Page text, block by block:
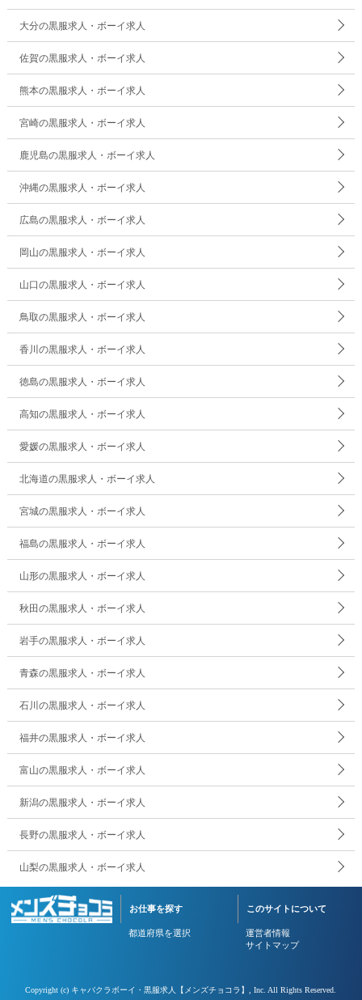
大分の黒服求人・ボーイ求人
佐賀の黒服求人・ボーイ求人
熊本の黒服求人・ボーイ求人
宮崎の黒服求人・ボーイ求人
鹿児島の黒服求人・ボーイ求人
沖縄の黒服求人・ボーイ求人
広島の黒服求人・ボーイ求人
岡山の黒服求人・ボーイ求人
山口の黒服求人・ボーイ求人
鳥取の黒服求人・ボーイ求人
香川の黒服求人・ボーイ求人
徳島の黒服求人・ボーイ求人
高知の黒服求人・ボーイ求人
愛媛の黒服求人・ボーイ求人
北海道の黒服求人・ボーイ求人
宮城の黒服求人・ボーイ求人
福島の黒服求人・ボーイ求人
山形の黒服求人・ボーイ求人
秋田の黒服求人・ボーイ求人
岩手の黒服求人・ボーイ求人
青森の黒服求人・ボーイ求人
石川の黒服求人・ボーイ求人
福井の黒服求人・ボーイ求人
富山の黒服求人・ボーイ求人
新潟の黒服求人・ボーイ求人
長野の黒服求人・ボーイ求人
山梨の黒服求人・ボーイ求人
お仕事を探す
都道府県を選択
このサイトについて
運営者情報
サイトマップ
Copyright (c) キャバクラボーイ・黒服求人【メンズチョコラ】 , Inc. All Rights Reserved.